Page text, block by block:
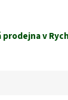
prodejna v